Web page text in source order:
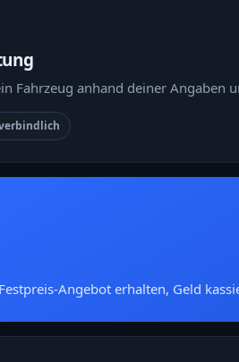
Fahrzeug anhand deiner Angaben
Angebot erhalten, Geld